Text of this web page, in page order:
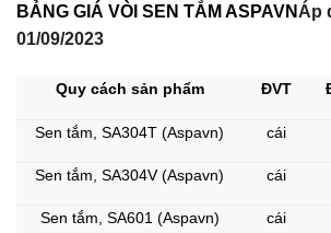
BẢNG GIÁ VÒI SEN TẮM ASPAVN Áp
01/09/2023
Quy cách sản phẩm ĐVT
Sen tắm, SA304T (Aspavn) cái
Sen tắm, SA304V (Aspavn) cái
Sen tắm, SA601 (Aspavn) cái